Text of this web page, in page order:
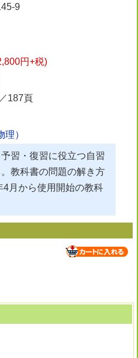
9
円+税)
187頁
）
習・復習に役立つ自習
教科書の問題の解き方
月から使用開始の教科